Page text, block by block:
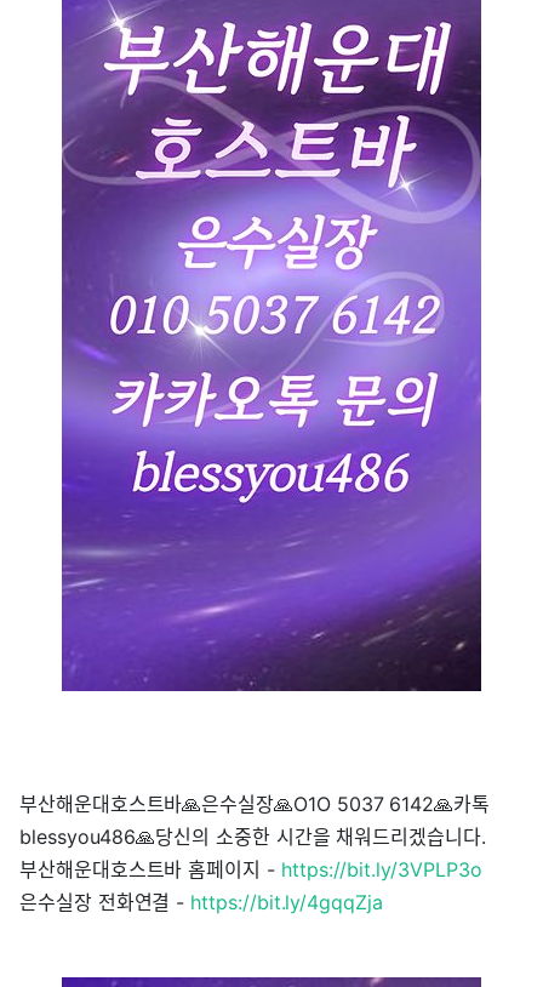
부산해운대호스트바🙏은수실장🙏O1O 5037 6142🙏카톡
blessyou486🙏당신의 소중한 시간을 채워드리겠습니다.
부산해운대호스트바 홈페이지 - https://bit.ly/3VPLP3o
은수실장 전화연결 - https://bit.ly/4gqqZja